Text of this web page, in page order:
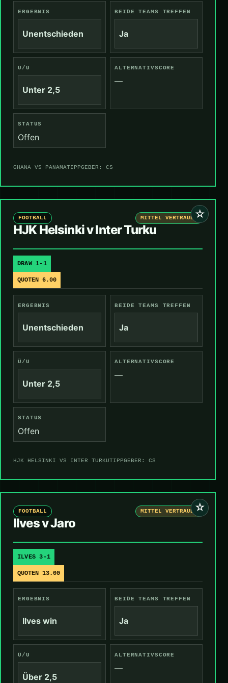
ERGEBNIS
Unentschieden
BEIDE TEAMS TREFFEN
Ja
Ü/U
Unter 2,5
ALTERNATIVSCORE
—
STATUS
Offen
GHANA VS PANAMATIPPGEBER: CS
☆
FOOTBALL MITTEL VERTRAUEN
HJK Helsinki v Inter Turku
DRAW 1-1
QUOTEN 6.00
ERGEBNIS
Unentschieden
BEIDE TEAMS TREFFEN
Ja
Ü/U
Unter 2,5
ALTERNATIVSCORE
—
STATUS
Offen
HJK HELSINKI VS INTER TURKUTIPPGEBER: CS
☆
FOOTBALL MITTEL VERTRAUEN
Ilves v Jaro
ILVES 3-1
QUOTEN 13.00
ERGEBNIS
Ilves win
BEIDE TEAMS TREFFEN
Ja
Ü/U
Über 2,5
ALTERNATIVSCORE
—